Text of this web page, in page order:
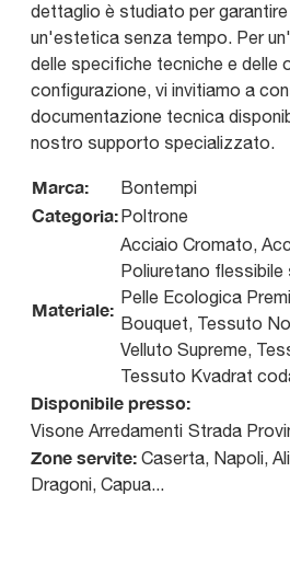
dettaglio è studiato per garantire
un'estetica senza tempo. Per
delle specifiche tecniche e delle
configurazione, vi invitiamo a
documentazione tecnica
nostro supporto specializzato.
Marca: Bontempi
Categoria:Poltrone
Materiale:
Acciaio Cromato,
Poliuretano
Pelle Ecologica
Bouquet, Tessuto
Velluto Supreme,
Tessuto Kvadrat
Disponibile presso:
Visone Arredamenti Strada
Zone servite: Caserta, Napoli,
Dragoni, Capua...